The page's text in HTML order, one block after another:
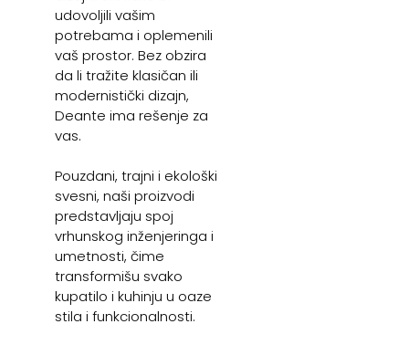
udovoljili vašim
potrebama i oplemenili
vaš prostor. Bez obzira
da li tražite klasičan ili
modernistički dizajn,
Deante ima rešenje za
vas.
Pouzdani, trajni i ekološki
svesni, naši proizvodi
predstavljaju spoj
vrhunskog inženjeringa i
umetnosti, čime
transformišu svako
kupatilo i kuhinju u oaze
stila i funkcionalnosti.